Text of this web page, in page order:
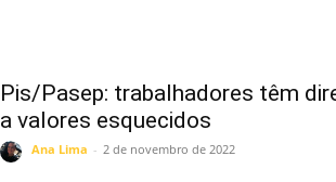
Pis/Pasep: trabalhadores têm
a valores esquecidos
Ana Lima - 2 de novembro de 2022